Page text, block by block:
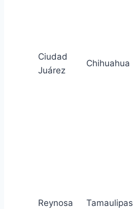
Ciudad
Juárez
Chihuahua
Reynosa Tamaulipas